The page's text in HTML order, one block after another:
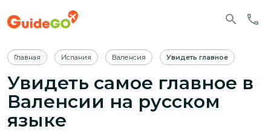
Главная Испания Валенсия Увидеть главное
Увидеть самое главное в
Валенсии на русском
языке